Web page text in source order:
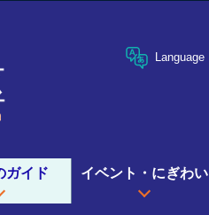
Language
ガイド イベント・にぎわい